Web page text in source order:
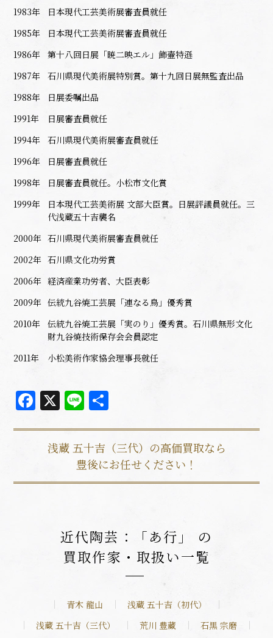
1983年
日本現代工芸美術展審査員就任
1985年
日本現代工芸美術展審査員就任
1986年
第十八回日展「暁二映エル」飾壷特遜
1987年
石川県現代美術展特別賞。第十九回日展無監査出品
1988年
日展委嘱出品
1991年
日展審査員就任
1994年
石川県現代美術展審査員就任
1996年
日展審査員就任
1998年
日展審査員就任。小松市文化賞
1999年
日本現代工芸美術展 文部大臣賞。日展評議員就任。三
代浅蔵五十吉襲名
2000年 石川県現代美術展審査員就任
2002年 石川県文化功労賞
2006年 経済産業功労者、大臣表彰
2009年 伝統九谷焼工芸展「連なる鳥」優秀賞
2010年
伝統九谷焼工芸展「実のり」優秀賞。石川県無形文化
財九谷焼技術保存会会員認定
2011年
小松美術作家協会理事長就任
Facebook
X Line
浅蔵 五十吉（三代）の高価買取なら
豊後にお任せください！
近代陶芸：「あ行」 の
買取作家・取扱い一覧
青木 龍山
浅蔵 五十吉（初代）
浅蔵 五十吉（三代）
荒川 豊藏 石黒 宗磨